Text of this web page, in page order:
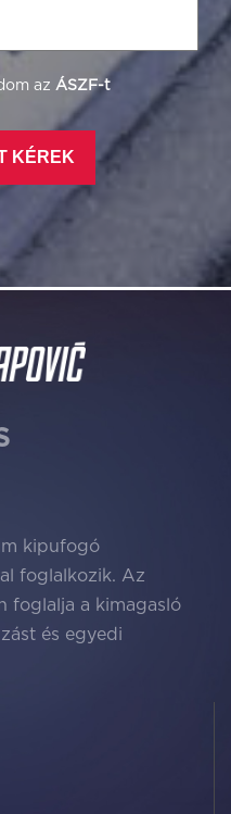
az ÁSZF-t
KÉREK
kipufogó
foglalkozik. Az
foglalja a kimagasló
és egyedi
kitűnve igazi
után egészen